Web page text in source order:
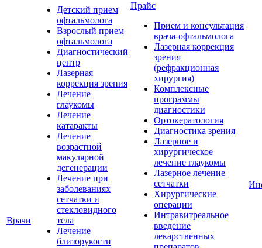
Врачи
Детский прием
офтальмолога
Взрослый прием
офтальмолога
Диагностический
центр
Лазерная
коррекция зрения
Лечение
глаукомы
Лечение
катаракты
Лечение
возрастной
макулярной
дегенерации
Лечение при
заболеваниях
сетчатки и
стекловидного
тела
Лечение
близорукости
Прайс
Прием и консультация
врача-офтальмолога
Лазерная коррекция
зрения
(рефракционная
хирургия)
Комплексные
программы
диагностики
Ортокератология
Диагностика зрения
Лазерное и
хирургическое
лечение глаукомы
Лазерное лечение
сетчатки
Хирургические
операции
Интравитреальное
введение
лекарственных